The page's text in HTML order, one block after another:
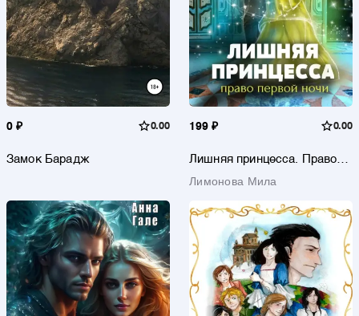
0 ₽ 0.00
Замок Барадж
199 ₽ 0.00
Лишняя принцесса. Право
Лимонова Мила